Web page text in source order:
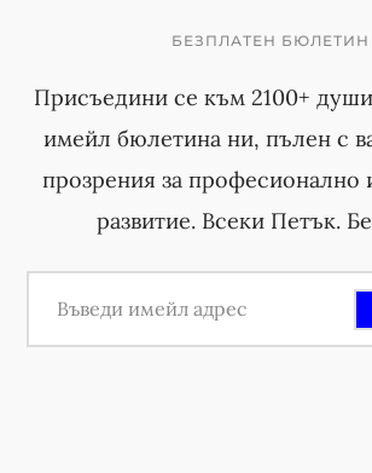
БЕЗПЛАТЕН БЮЛЕТИН
Присъедини се към 2100+
имейл бюлетина ни, пълен с
прозрения за професионално
развитие. Всеки Петък.